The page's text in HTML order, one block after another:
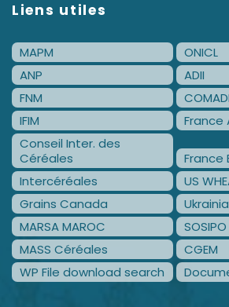
Liens utiles
MAPM
ONICL
ANP
ADII
FNM
IFIM
France
Conseil Inter. des
Céréales
France
Intercéréales
US
Grains Canada
MARSA MAROC
SOSIPO
MASS Céréales
CGEM
WP File download search